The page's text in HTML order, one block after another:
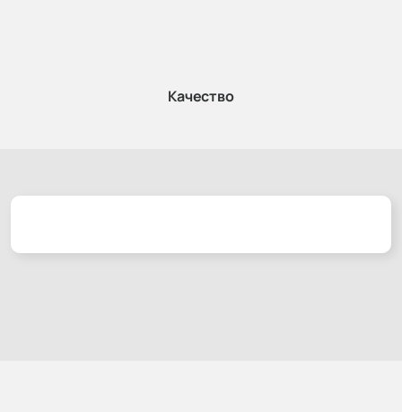
Качество